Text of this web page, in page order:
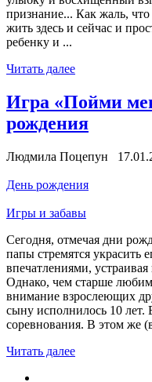
признание... Как жаль,
жить здесь и сейчас и
ребенку и ...
Читать далее
Игра «Пойми
рождения
Людмила Поцепун
День рождения
Игры и забавы
Сегодня, отмечая дни
папы стремятся украсить
впечатлениями,
Однако, чем старше
внимание взрослеющих
сыну исполнилось 10
соревнования. В этом же
Читать далее